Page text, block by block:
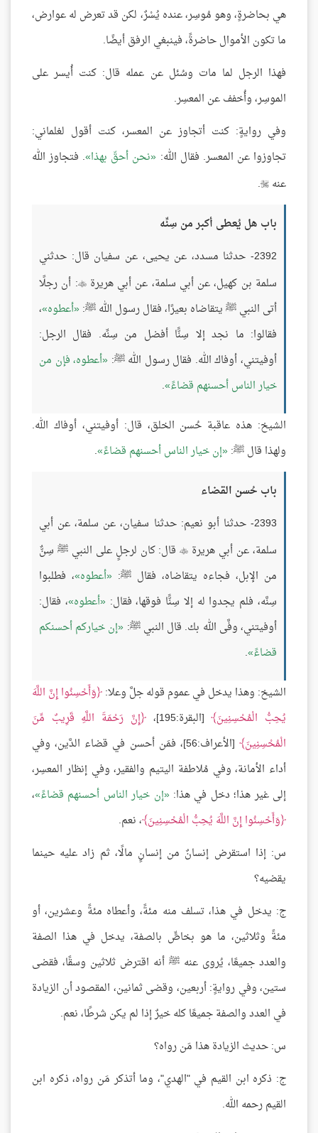
هي بحاضرةٍ، وهو مُوسِر، عنده يُسْرٌ، لكن قد تعرض له عوارض،
ما تكون الأموال حاضرةً، فينبغي الرفق أيضًا.
فهذا الرجل لما مات وسُئل عن عمله قال: كنت أُيسر على
الموسِر، وأُخفف عن المعسِر.
وفي روايةٍ: كنت أتجاوز عن المعسر، كنت أقول لغلماني:
تجاوزوا عن المعسر. فقال الله: نحن أحقّ بهذا . فتجاوز الله
عنه 
.
باب هل يُعطى أكبر من سِنِّه
2392- حدثنا مسدد، عن يحيى، عن سفيان قال: حدثني
سلمة بن كهيل، عن أبي سلمة، عن أبي هريرة: أن رجلًا
أتى النبي ﷺ يتقاضاه بعيرًا، فقال رسول الله ﷺ: أعطوه ،
فقالوا: ما نجد إلا سِنًّا أفضل من سِنِّه. فقال الرجل:
أوفيتني، أوفاك الله. فقال رسول الله ﷺ: أعطوه، فإن من
خيار الناس أحسنهم قضاءً .
الشيخ: هذه عاقبة حُسن الخلق، قال: أوفيتني، أوفاك الله.
ولهذا قال ﷺ: إن خيار الناس أحسنهم قضاءً .
باب حُسن القضاء
2393- حدثنا أبو نعيم: حدثنا سفيان، عن سلمة، عن أبي
سلمة، عن أبي هريرة قال: كان لرجلٍ على النبي ﷺ سِنٌّ
من الإبل، فجاءه يتقاضاه، فقال ﷺ:
أعطوه ، فطلبوا
سِنَّه، فلم يجدوا له إلا سِنًّا فوقها، فقال: أعطوه ، فقال:
أوفيتني، وفَّى الله بك. قال النبي ﷺ: إن خياركم أحسنكم
قضاءً .
الشيخ: وهذا يدخل في عموم قوله جلَّ وعلا: وَأَحْسِنُوا إِنَّ اللَّهَ
يُحِبُّ الْمُحْسِنِينَ [البقرة:195]،
إِنَّ رَحْمَةَ اللَّهِ قَرِيبٌ مِّنَ
الْمُحْسِنِينَ
[الأعراف:56]، فمَن أحسن في قضاء الدَّين، وفي
أداء الأمانة، وفي مُلاطفة اليتيم والفقير، وفي إنظار المعسِر،
إلى غير هذا؛ دخل في هذا: إن خيار الناس أحسنهم قضاءً ،
وَأَحْسِنُوا إِنَّ اللَّهَ يُحِبُّ الْمُحْسِنِينَ ، نعم.
س: إذا استقرض إنسانٌ من إنسانٍ مالًا، ثم زاد عليه حينما
يقضيه؟
ج: يدخل في هذا، تسلف منه مئةً، وأعطاه مئةً وعشرين، أو
مئةً وثلاثين، ما هو بخاصٍّ بالصفة، يدخل في هذا الصفة
والعدد جميعًا، يُروى عنه ﷺ أنه اقترض ثلاثين وسقًا، فقضى
ستين، وفي روايةٍ: أربعين، وقضى ثمانين، المقصود أن الزيادة
في العدد والصفة جميعًا كله خيرٌ إذا لم يكن شرطًا، نعم.
س: حديث الزيادة هذا مَن رواه؟
ج: ذكره ابن القيم في "الهدي"، وما أتذكر مَن رواه، ذكره ابن
القيم رحمه الله.